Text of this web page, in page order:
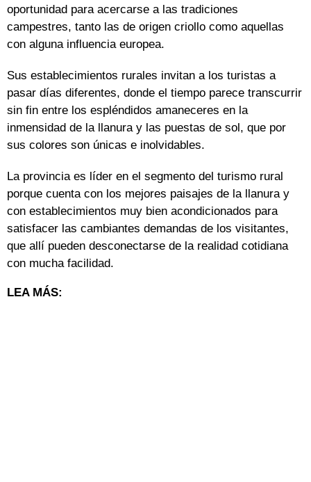
oportunidad para acercarse a las tradiciones
campestres, tanto las de origen criollo como aquellas
con alguna influencia europea.
Sus establecimientos rurales invitan a los turistas a
pasar días diferentes, donde el tiempo parece transcurrir
sin fin entre los espléndidos amaneceres en la
inmensidad de la llanura y las puestas de sol, que por
sus colores son únicas e inolvidables.
La provincia es líder en el segmento del turismo rural
porque cuenta con los mejores paisajes de la llanura y
con establecimientos muy bien acondicionados para
satisfacer las cambiantes demandas de los visitantes,
que allí pueden desconectarse de la realidad cotidiana
con mucha facilidad.
LEA MÁS: